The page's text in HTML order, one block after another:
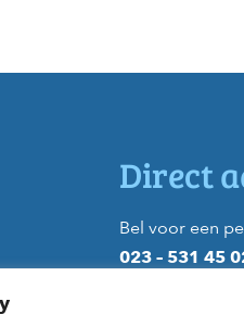
Direct
Bel voor een
023 – 531 45
naar onze